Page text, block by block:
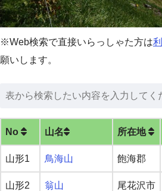
※Web検索で直接いらっしゃた方は
願いします。
No 山名 所在地
山形1 鳥海山 飽海郡
山形2 翁山 尾花沢市